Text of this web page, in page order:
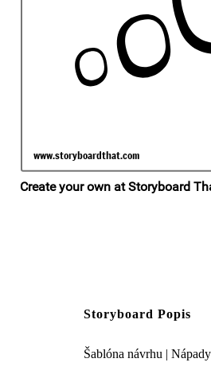
Storyboard Popis
Šablóna návrhu |